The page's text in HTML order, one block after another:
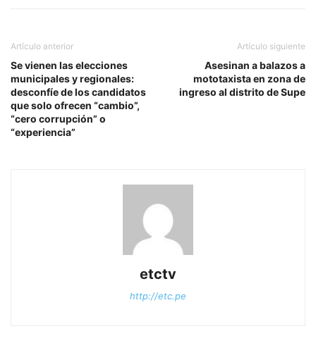
Artículo anterior
Se vienen las elecciones
municipales y regionales:
desconfíe de los candidatos
que solo ofrecen “cambio”,
“cero corrupción” o
“experiencia”
Artículo siguiente
Asesinan a balazos a
mototaxista en zona de
ingreso al distrito de Supe
etctv
http://etc.pe